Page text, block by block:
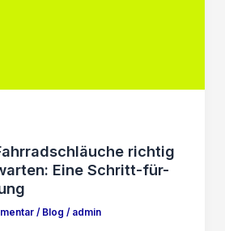
richtig
Eine Schritt-für-
/ Blog / admin